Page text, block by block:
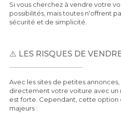
Si vous cherchez à vendre votre
possibilités, mais toutes n'offrent
sécurité et de simplicité.
⚠️ LES RISQUES DE
Avec les sites de petites
directement votre voiture avec un
est forte. Cependant, cette option
majeurs :